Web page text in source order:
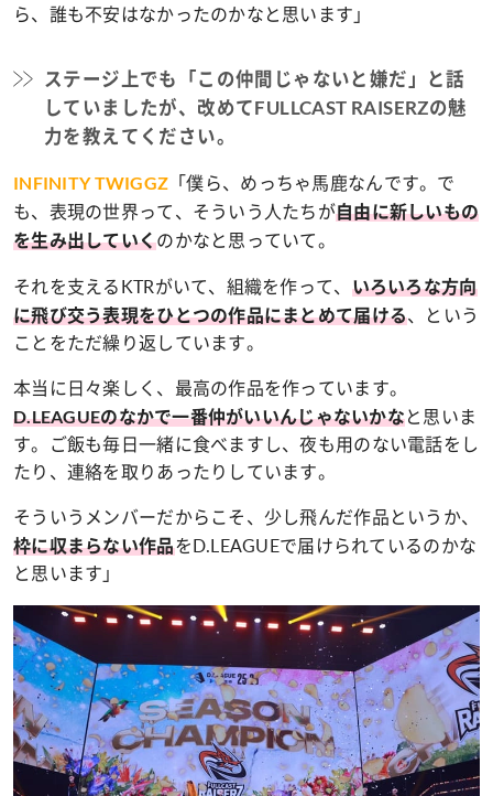
ら、誰も不安はなかったのかなと思います」
ステージ上でも「この仲間じゃないと嫌だ」と話
していましたが、改めてFULLCAST RAISERZの魅
力を教えてください。
INFINITY TWIGGZ 「僕ら、めっちゃ馬鹿なんです。で
も、表現の世界って、そういう人たちが自由に新しいもの
を生み出していくのかなと思っていて。
それを支えるKTRがいて、組織を作って、 いろいろな方向
に飛び交う表現をひとつの作品にまとめて届ける、という
ことをただ繰り返しています。
本当に日々楽しく、最高の作品を作っています。
D.LEAGUEのなかで一番仲がいいんじゃないかなと思いま
す。ご飯も毎日一緒に食べますし、夜も用のない電話をし
たり、連絡を取りあったりしています。
そういうメンバーだからこそ、少し飛んだ作品というか、
枠に収まらない作品をD.LEAGUEで届けられているのかな
と思います」